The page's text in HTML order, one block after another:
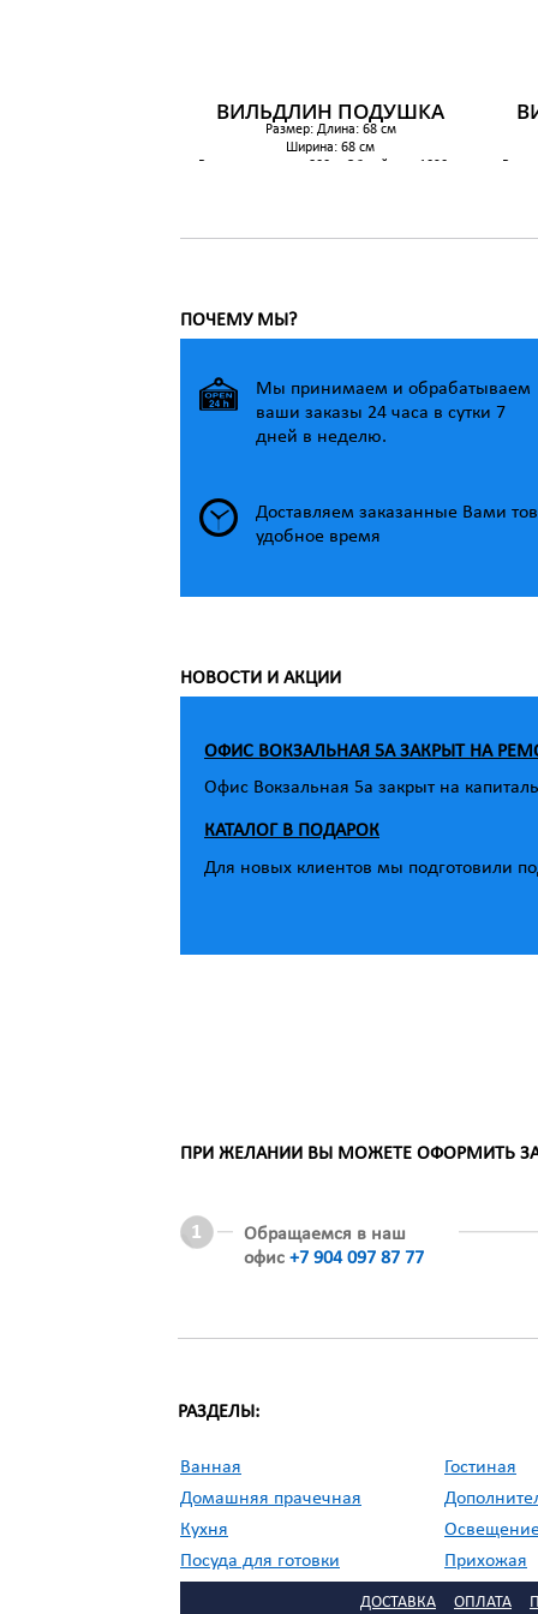
ВИЛЬДЛИН ПОДУШКА
Размер: Длина: 68 см
Ширина: 68 см
Вес наполнителя: 800 грОбщий вес: 1020 гр
Вес
ПОЧЕМУ МЫ?
Мы принимаем и обрабатываем
ваши заказы 24 часа в сутки 7
дней в неделю.
Доставляем заказанные Вами
удобное время
НОВОСТИ И АКЦИИ
ОФИС ВОКЗАЛЬНАЯ 5А ЗАКРЫТ НА
Офис Вокзальная 5а закрыт на
КАТАЛОГ В ПОДАРОК
Для новых клиентов мы подготовили
ПРИ ЖЕЛАНИИ ВЫ МОЖЕТЕ ОФОРМИТЬ
Обращаемся в наш
офис +7 904 097 87 77
РАЗДЕЛЫ:
Ванная
Гостиная
Домашняя прачечная
Кухня
Посуда для готовки
Прихожая
//
ДОСТАВКА ОПЛАТА